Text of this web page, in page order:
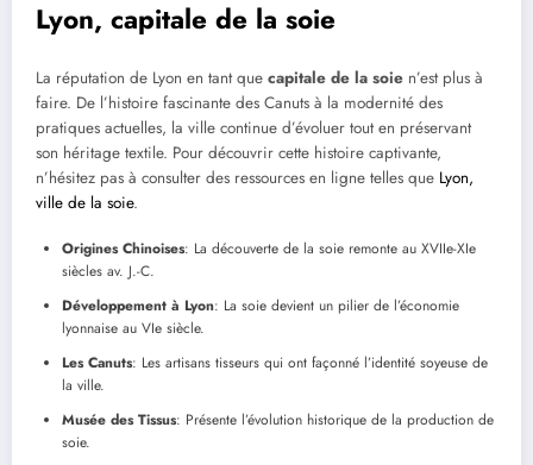
Lyon, capitale de la soie
La réputation de Lyon en tant que capitale de la soie n’est plus à
faire. De l’histoire fascinante des Canuts à la modernité des
pratiques actuelles, la ville continue d’évoluer tout en préservant
son héritage textile. Pour découvrir cette histoire captivante,
n’hésitez pas à consulter des ressources en ligne telles que Lyon,
ville de la soie.
Origines Chinoises: La découverte de la soie remonte au XVIIe-XIe
siècles av. J.-C.
Développement à Lyon: La soie devient un pilier de l’économie
lyonnaise au VIe siècle.
Les Canuts: Les artisans tisseurs qui ont façonné l’identité soyeuse de
la ville.
Musée des Tissus: Présente l’évolution historique de la production de
soie.